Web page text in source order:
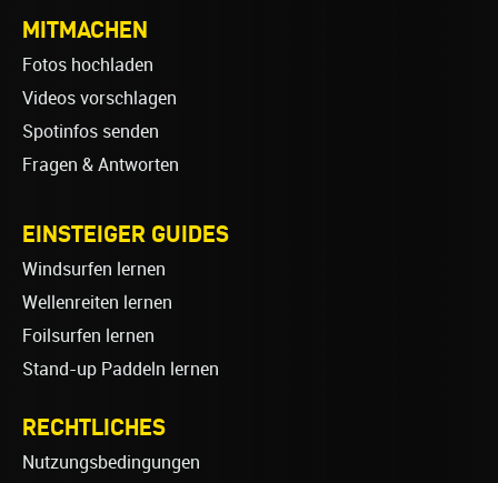
MITMACHEN
Fotos hochladen
Videos vorschlagen
Spotinfos senden
Fragen & Antworten
EINSTEIGER GUIDES
Windsurfen lernen
Wellenreiten lernen
Foilsurfen lernen
Stand-up Paddeln lernen
RECHTLICHES
Nutzungsbedingungen